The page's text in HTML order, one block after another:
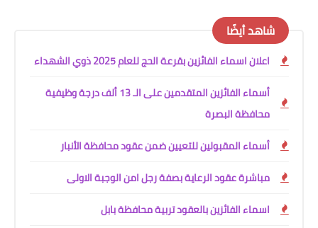
شاهد أيضًا
اعلان اسماء الفائزين بقرعة الحج للعام 2025 ذوي الشهداء
أسماء الفائزين المتقدمين على الـ 13 ألف درجة وظيفية
محافظة البصرة
أسماء المقبولين للتعيين ضمن عقود محافظة الأنبار
مباشرة عقود الرعاية بصفة رجل امن الوجبة الاولى
اسماء الفائزين بالعقود تربية محافظة بابل